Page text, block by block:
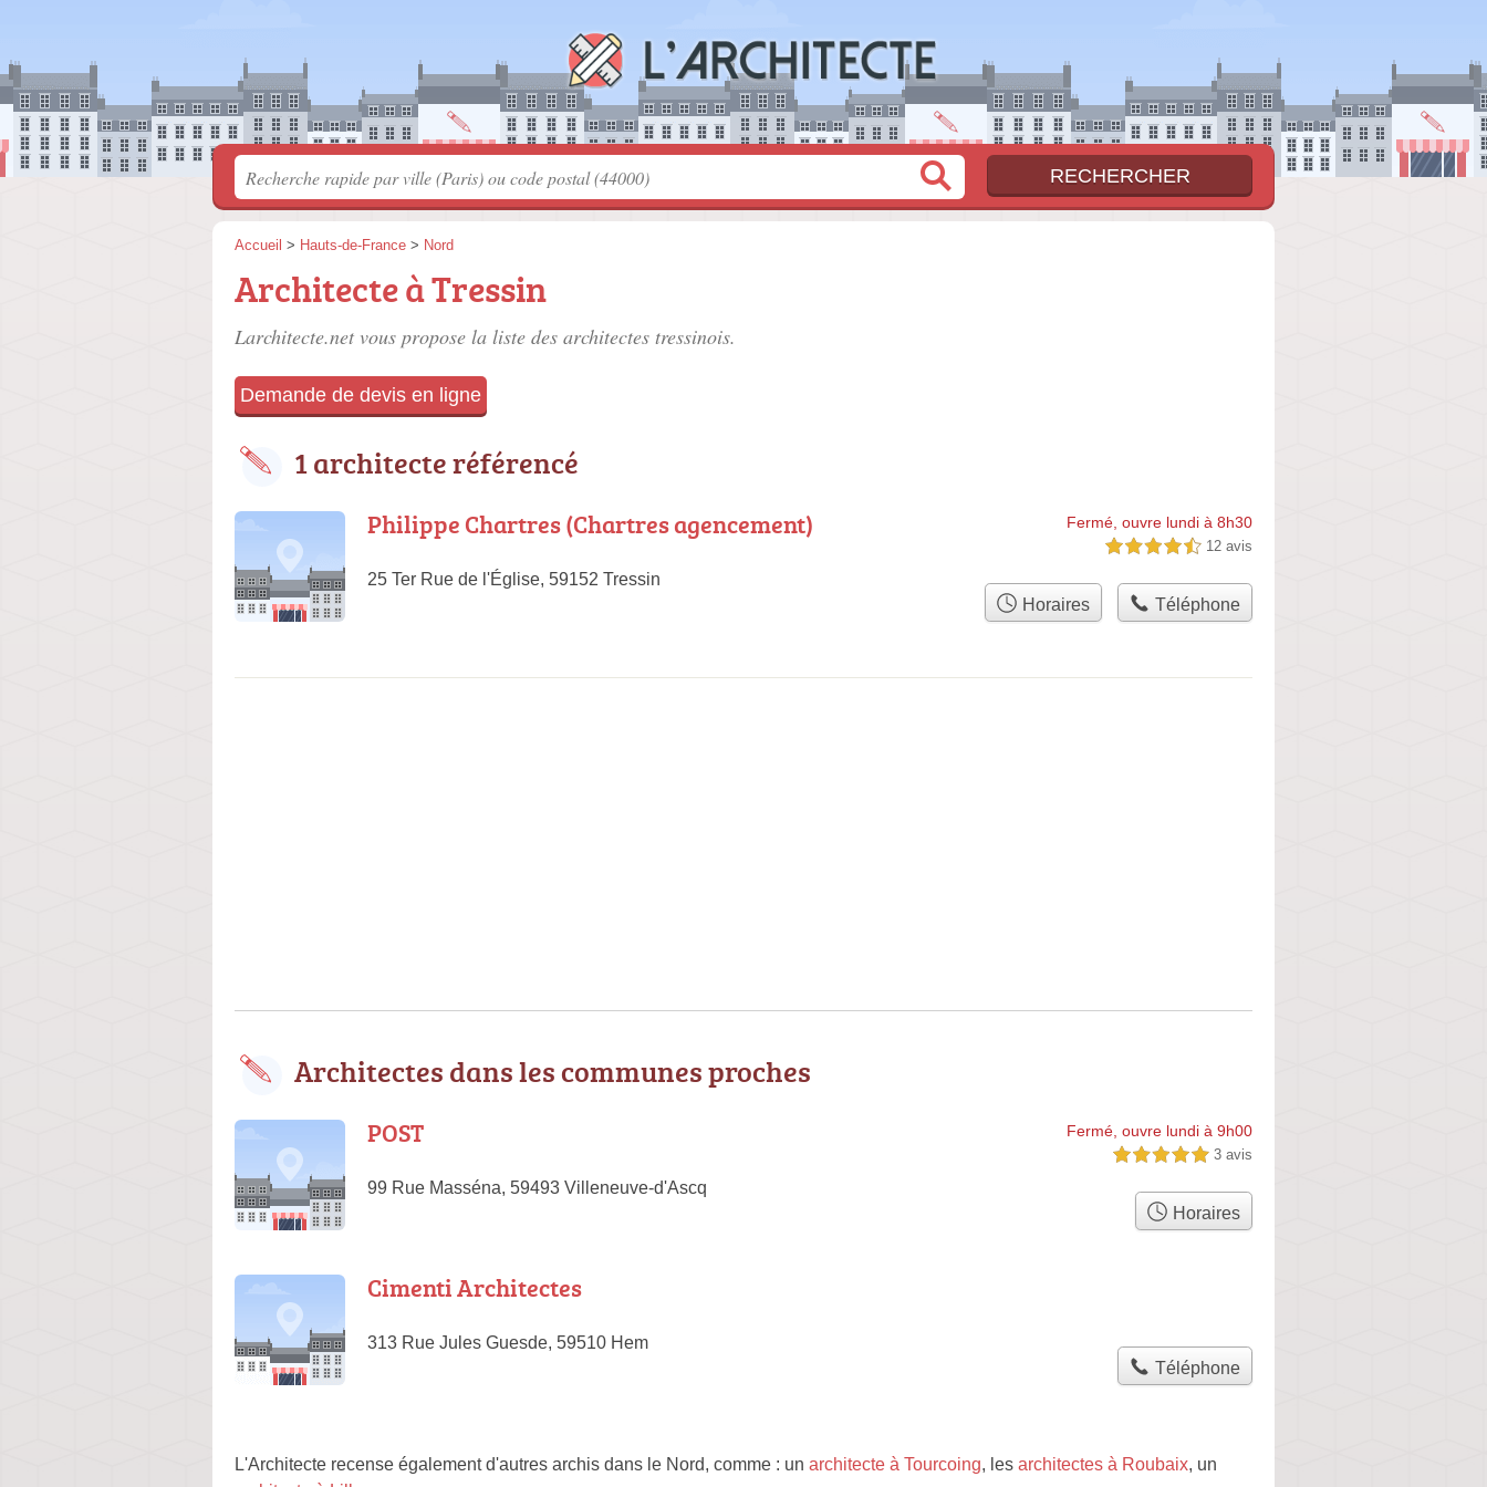
Accueil > Hauts-de-France > Nord
Architecte à Tressin
Larchitecte.net vous propose la liste des architectes tressinois.
Demande de devis en ligne
1 architecte référencé
Philippe Chartres (Chartres agencement)
25 Ter Rue de l'Église, 59152 Tressin
Fermé, ouvre lundi à 8h30
4,5 étoiles sur 5 12 avis
Horaires Téléphone
Architectes dans les communes proches
POST
99 Rue Masséna, 59493 Villeneuve-d'Ascq
Fermé, ouvre lundi à 9h00
5,0 étoiles sur 5 3 avis
Horaires
Cimenti Architectes
313 Rue Jules Guesde, 59510 Hem
Téléphone
L'Architecte recense également d'autres archis dans le Nord, comme : un architecte à Tourcoing, les architectes à Roubaix, un